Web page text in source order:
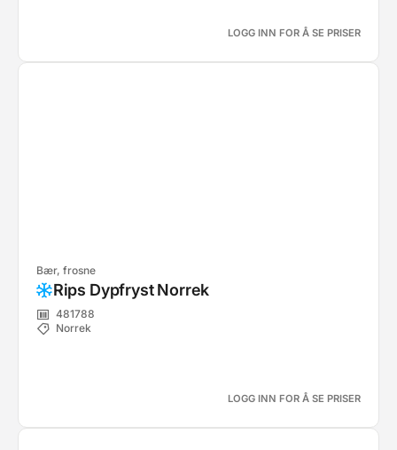
LOGG INN FOR Å SE PRISER
Bær, frosne
Rips Dypfryst Norrek
481788
Norrek
LOGG INN FOR Å SE PRISER